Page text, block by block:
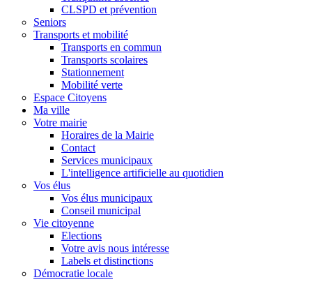
CLSPD et prévention
Seniors
Transports et mobilité
Transports en commun
Transports scolaires
Stationnement
Mobilité verte
Espace Citoyens
Ma ville
Votre mairie
Horaires de la Mairie
Contact
Services municipaux
L'intelligence artificielle au quotidien
Vos élus
Vos élus municipaux
Conseil municipal
Vie citoyenne
Elections
Votre avis nous intéresse
Labels et distinctions
Démocratie locale